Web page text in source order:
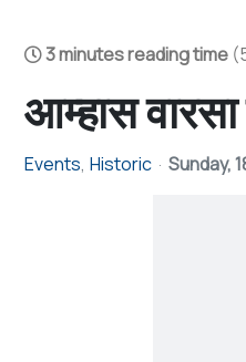
3 minutes reading time
आम्हास
Events Historic Sunday,